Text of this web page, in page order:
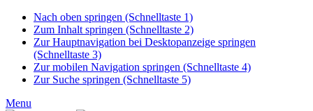
Nach oben springen (Schnelltaste 1)
Zum Inhalt springen (Schnelltaste 2)
Zur Hauptnavigation bei Desktopanzeige springen
(Schnelltaste 3)
Zur mobilen Navigation springen (Schnelltaste 4)
Zur Suche springen (Schnelltaste 5)
Menu